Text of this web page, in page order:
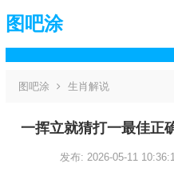
图吧涂
图吧涂 生肖解说
一挥立就猜打一最佳正
发布: 2026-05-11